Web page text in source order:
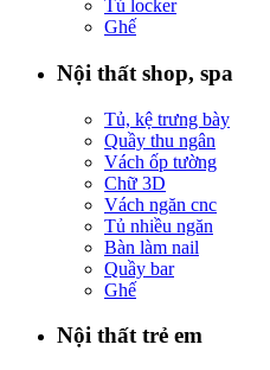
Tủ locker
Ghế
Nội thất shop, spa
Tủ, kệ trưng bày
Quầy thu ngân
Vách ốp tường
Chữ 3D
Vách ngăn cnc
Tủ nhiều ngăn
Bàn làm nail
Quầy bar
Ghế
Nội thất trẻ em